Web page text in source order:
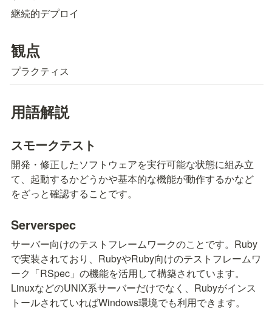
継続的デプロイ
観点
プラクティス
用語解説
スモークテスト
開発・修正したソフトウェアを実行可能な状態に組み立
て、起動するかどうかや基本的な機能が動作するかなど
をざっと確認することです。
Serverspec
サーバー向けのテストフレームワークのことです。Ruby
で実装されており、RubyやRuby向けのテストフレームワ
ーク「RSpec」の機能を活用して構築されています。
LinuxなどのUNIX系サーバーだけでなく、Rubyがインス
トールされていればWindows環境でも利用できます。